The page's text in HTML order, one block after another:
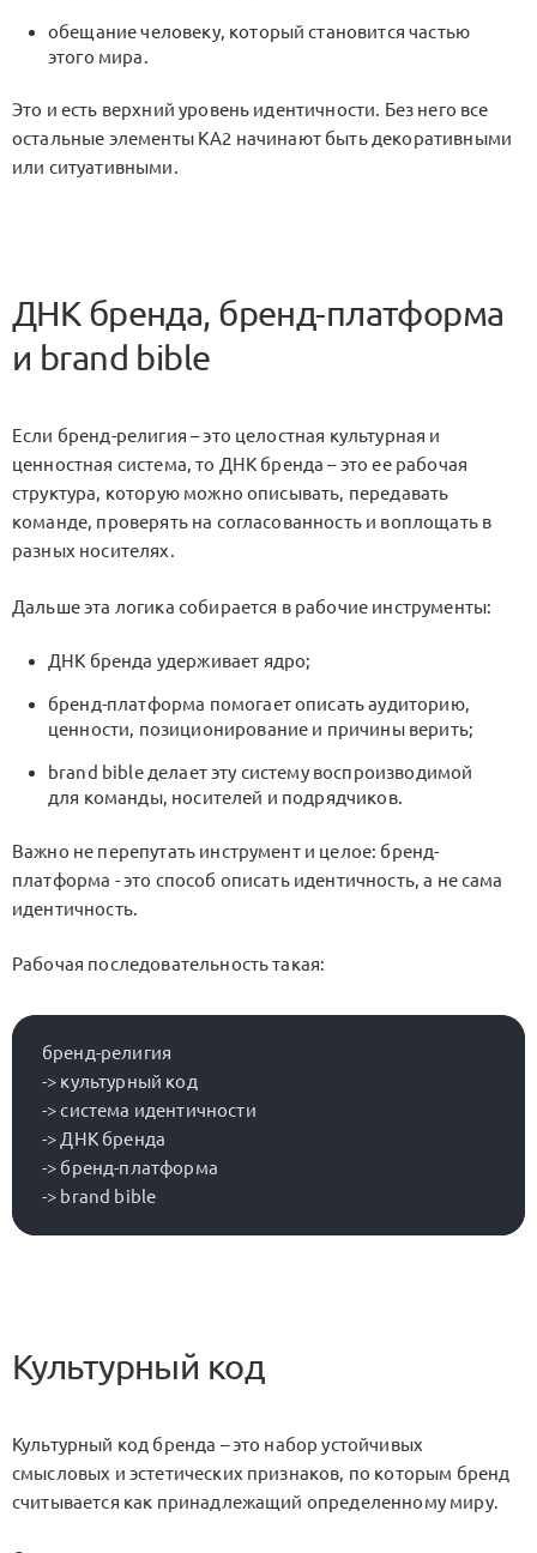
обещание человеку, который становится частью
этого мира.
Это и есть верхний уровень идентичности. Без него все
остальные элементы KA2 начинают быть декоративными
или ситуативными.
ДНК бренда, бренд-платформа
и brand bible
Если бренд-религия – это целостная культурная и
ценностная система, то ДНК бренда – это ее рабочая
структура, которую можно описывать, передавать
команде, проверять на согласованность и воплощать в
разных носителях.
Дальше эта логика собирается в рабочие инструменты:
ДНК бренда удерживает ядро;
бренд-платформа помогает описать аудиторию,
ценности, позиционирование и причины верить;
brand bibleделает эту систему воспроизводимой
для команды, носителей и подрядчиков.
Важно не перепутать инструмент и целое: бренд-
платформа - это способ описать идентичность, а не сама
идентичность.
Рабочая последовательность такая:
бренд-религия
-> культурный код
-> система идентичности
-> ДНК бренда
-> бренд-платформа
Культурный код
Культурный код бренда – это набор устойчивых
смысловых и эстетических признаков, по которым бренд
считывается как принадлежащий определенному миру.